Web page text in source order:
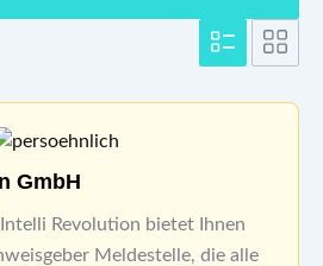
GmbH
Revolution bietet Ihnen
Meldestelle, die alle